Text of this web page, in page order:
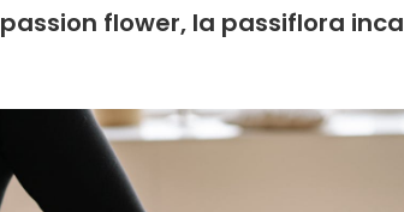
flower, la passiflora